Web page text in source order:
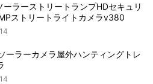
ラーストリートランプHDセキュリ
ストリートライトカメラv380
14
ーラーカメラ屋外ハンティングトレ
14